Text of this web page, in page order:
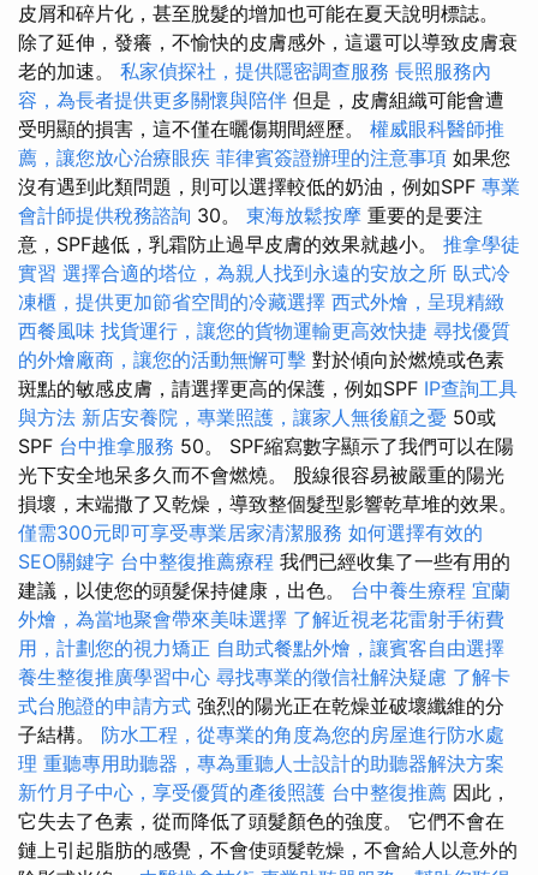
皮屑和碎片化，甚至脫髮的增加也可能在夏天說明標誌。
除了延伸，發癢，不愉快的皮膚感外，這還可以導致皮膚衰
老的加速。 私家偵探社，提供隱密調查服務 長照服務內
容，為長者提供更多關懷與陪伴 但是，皮膚組織可能會遭
受明顯的損害，這不僅在曬傷期間經歷。 權威眼科醫師推
薦，讓您放心治療眼疾 菲律賓簽證辦理的注意事項 如果您
沒有遇到此類問題，則可以選擇較低的奶油，例如SPF 專業
會計師提供稅務諮詢 30。 東海放鬆按摩 重要的是要注
意，SPF越低，乳霜防止過早皮膚的效果就越小。 推拿學徒
實習 選擇合適的塔位，為親人找到永遠的安放之所 臥式冷
凍櫃，提供更加節省空間的冷藏選擇 西式外燴，呈現精緻
西餐風味 找貨運行，讓您的貨物運輸更高效快捷 尋找優質
的外燴廠商，讓您的活動無懈可擊 對於傾向於燃燒或色素
斑點的敏感皮膚，請選擇更高的保護，例如SPF IP查詢工具
與方法 新店安養院，專業照護，讓家人無後顧之憂 50或
SPF 台中推拿服務 50。 SPF縮寫數字顯示了我們可以在陽
光下安全地呆多久而不會燃燒。 股線很容易被嚴重的陽光
損壞，末端撒了又乾燥，導致整個髮型影響乾草堆的效果。
僅需300元即可享受專業居家清潔服務 如何選擇有效的
SEO關鍵字 台中整復推薦療程 我們已經收集了一些有用的
建議，以使您的頭髮保持健康，出色。 台中養生療程 宜蘭
外燴，為當地聚會帶來美味選擇 了解近視老花雷射手術費
用，計劃您的視力矯正 自助式餐點外燴，讓賓客自由選擇
養生整復推廣學習中心 尋找專業的徵信社解決疑慮 了解卡
式台胞證的申請方式 強烈的陽光正在乾燥並破壞纖維的分
子結構。 防水工程，從專業的角度為您的房屋進行防水處
理 重聽專用助聽器，專為重聽人士設計的助聽器解決方案
新竹月子中心，享受優質的產後照護 台中整復推薦 因此，
它失去了色素，從而降低了頭髮顏色的強度。 它們不會在
鏈上引起脂肪的感覺，不會使頭髮乾燥，不會給人以意外的